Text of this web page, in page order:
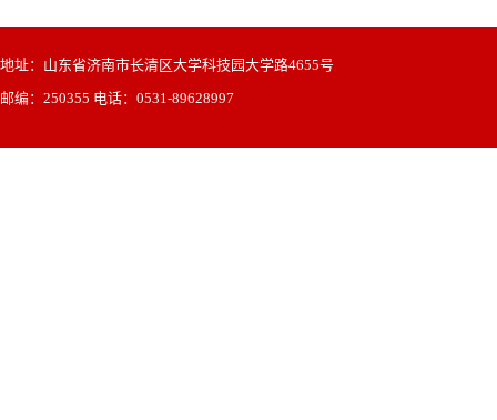
地址：山东省济南市长清区大学科技园大学路4655号
邮编：250355 电话：0531-89628997